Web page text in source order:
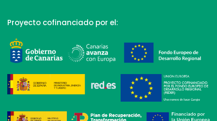
Proyecto cofinanciado por el: